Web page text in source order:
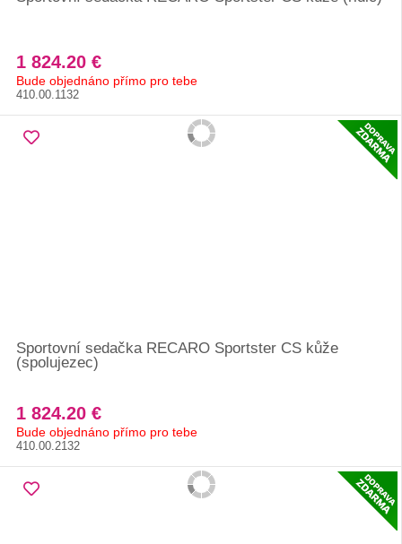
1 824.20 €
Bude objednáno přímo pro tebe
410.00.1132
Sportovní sedačka RECARO Sportster CS kůže
(spolujezec)
1 824.20 €
Bude objednáno přímo pro tebe
410.00.2132